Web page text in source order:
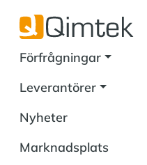
Förfrågningar
Leverantörer
Nyheter
Marknadsplats